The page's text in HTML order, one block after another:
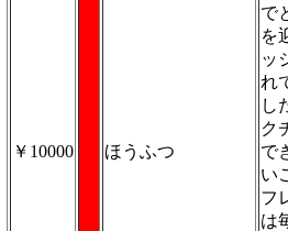
￥10000 ほうふつ
で
を
ッ
れ
し
ク
で
い
フ
は